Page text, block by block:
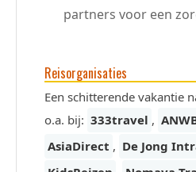
partners voor een
Reisorganisaties
Een schitterende vakantie
o.a. bij: 333travel ,
AsiaDirect , De Jong